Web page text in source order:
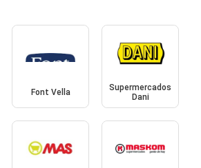
Font Vella
Supermercados
Dani